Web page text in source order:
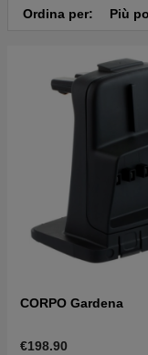
Ordina per: Più
CORPO Gardena
€198.90